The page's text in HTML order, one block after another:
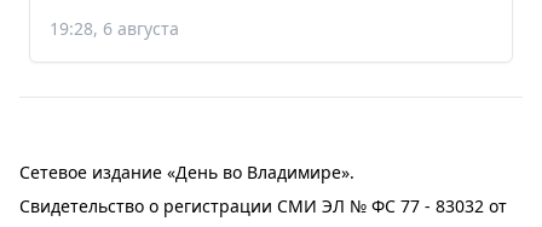
19:28, 6 августа
Сетевое издание «День во Владимире».
Свидетельство о регистрации СМИ ЭЛ № ФС 77 - 83032 от